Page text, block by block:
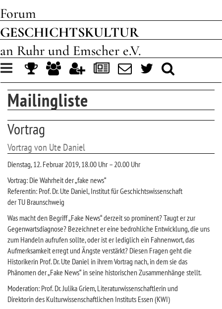
Forum
GESCHICHTSKULTUR
an Ruhr und Emscher e.V.
Toggle
navigation
Mailingliste
Vortrag
Vortrag von Ute Daniel
Dienstag, 12. Februar 2019, 18.00 Uhr – 20.00 Uhr
Vortrag: Die Wahrheit der „fake news“
Referentin: Prof. Dr. Ute Daniel, Institut für Geschichtswissenschaft
der TU Braunschweig
Was macht den Begriff „Fake News“ derzeit so prominent? Taugt er zur
Gegenwartsdiagnose? Bezeichnet er eine bedrohliche Entwicklung, die uns
zum Handeln aufrufen sollte, oder ist er lediglich ein Fahnenwort, das
Aufmerksamkeit erregt und Ängste verstärkt? Diesen Fragen geht die
Historikerin Prof. Dr. Ute Daniel in ihrem Vortrag nach, in dem sie das
Phänomen der „Fake News“ in seine historischen Zusammenhänge stellt.
Moderation: Prof. Dr. Julika Griem, Literaturwissenschaftlerin und
Direktorin des Kulturwissenschaftlichen Instituts Essen (KWI)